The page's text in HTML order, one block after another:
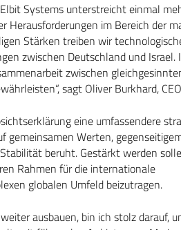
Systems unterstreicht einmal
Herausforderungen im Bereich der
Stärken treiben wir
zwischen Deutschland und Israel.
zwischen
sagt Oliver Burkhard,
eine umfassendere
gemeinsamen Werten,
beruht. Gestärkt werden
Rahmen für die internationale
globalen Umfeld beizutragen.
ausbauen, bin ich stolz darauf,